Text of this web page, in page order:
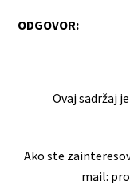
ODGOVOR:
Ovaj sadržaj
Ako ste
mail: